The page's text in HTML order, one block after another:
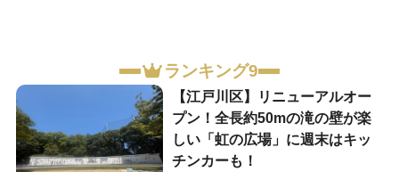
ランキング9
【江戸川区】リニューアルオー
プン！全長約50mの滝の壁が楽
しい「虹の広場」に週末はキッ
チンカーも！